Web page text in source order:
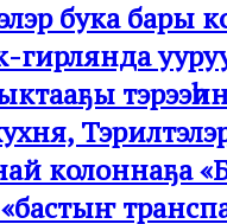
бука
гирлянда
колоннаҕа